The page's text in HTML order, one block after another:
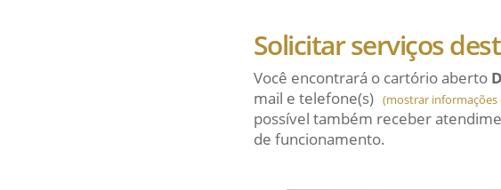
Solicitar serviços
Você encontrará o cartório aberto
mail e telefone(s) (mostrar
possível também receber
de funcionamento.